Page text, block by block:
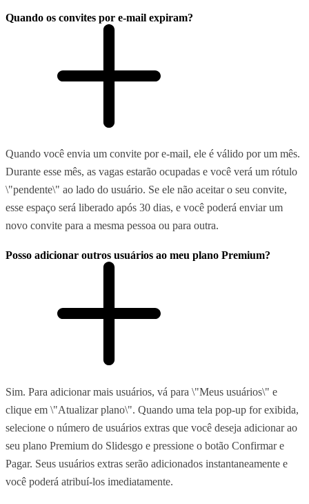
Quando os convites por e-mail expiram?
Quando você envia um convite por e-mail, ele é válido por um mês.
Durante esse mês, as vagas estarão ocupadas e você verá um rótulo
\"pendente\" ao lado do usuário. Se ele não aceitar o seu convite,
esse espaço será liberado após 30 dias, e você poderá enviar um
novo convite para a mesma pessoa ou para outra.
Posso adicionar outros usuários ao meu plano Premium?
Sim. Para adicionar mais usuários, vá para \"Meus usuários\" e
clique em \"Atualizar plano\". Quando uma tela pop-up for exibida,
selecione o número de usuários extras que você deseja adicionar ao
seu plano Premium do Slidesgo e pressione o botão Confirmar e
Pagar. Seus usuários extras serão adicionados instantaneamente e
você poderá atribuí-los imediatamente.